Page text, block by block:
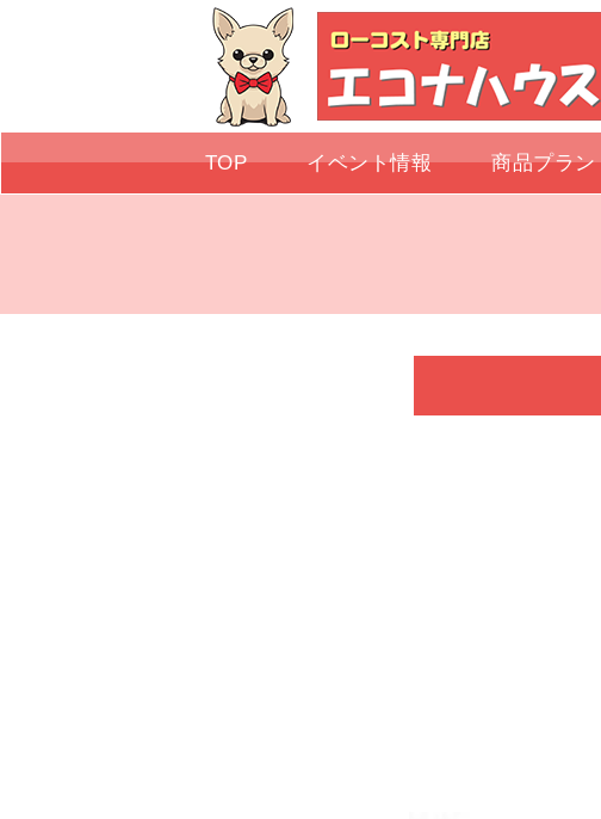
TOP イベント情報 商品プラン